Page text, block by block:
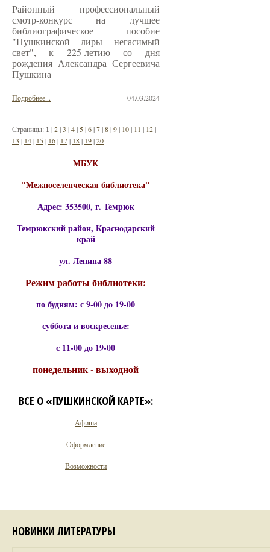
Районный профессиональный
смотр-конкурс на лучшее
библиографическое пособие
"Пушкинской лиры негасимый
свет", к 225-летию со дня
рождения Александра Сергеевича
Пушкина
04.03.2024
Подробнее...
Страницы: 1 |2|3 |4| 5|6|7|8|9| 10| 11 | 12|
13 | 14| 15| 16| 17| 18| 19|20
МБУК
"Межпоселенческая библиотека"
Адрес: 353500, г. Темрюк
Темрюкский район, Краснодарский
край
ул. Ленина 88
Режим работы библиотеки:
по будням: с 9-00 до 19-00
суббота и воскресенье:
с 11-00 до 19-00
понедельник - выходной
ВСЕ О «ПУШКИНСКОЙ КАРТЕ»:
Афиша
Оформление
Возможности
НОВИНКИ ЛИТЕРАТУРЫ